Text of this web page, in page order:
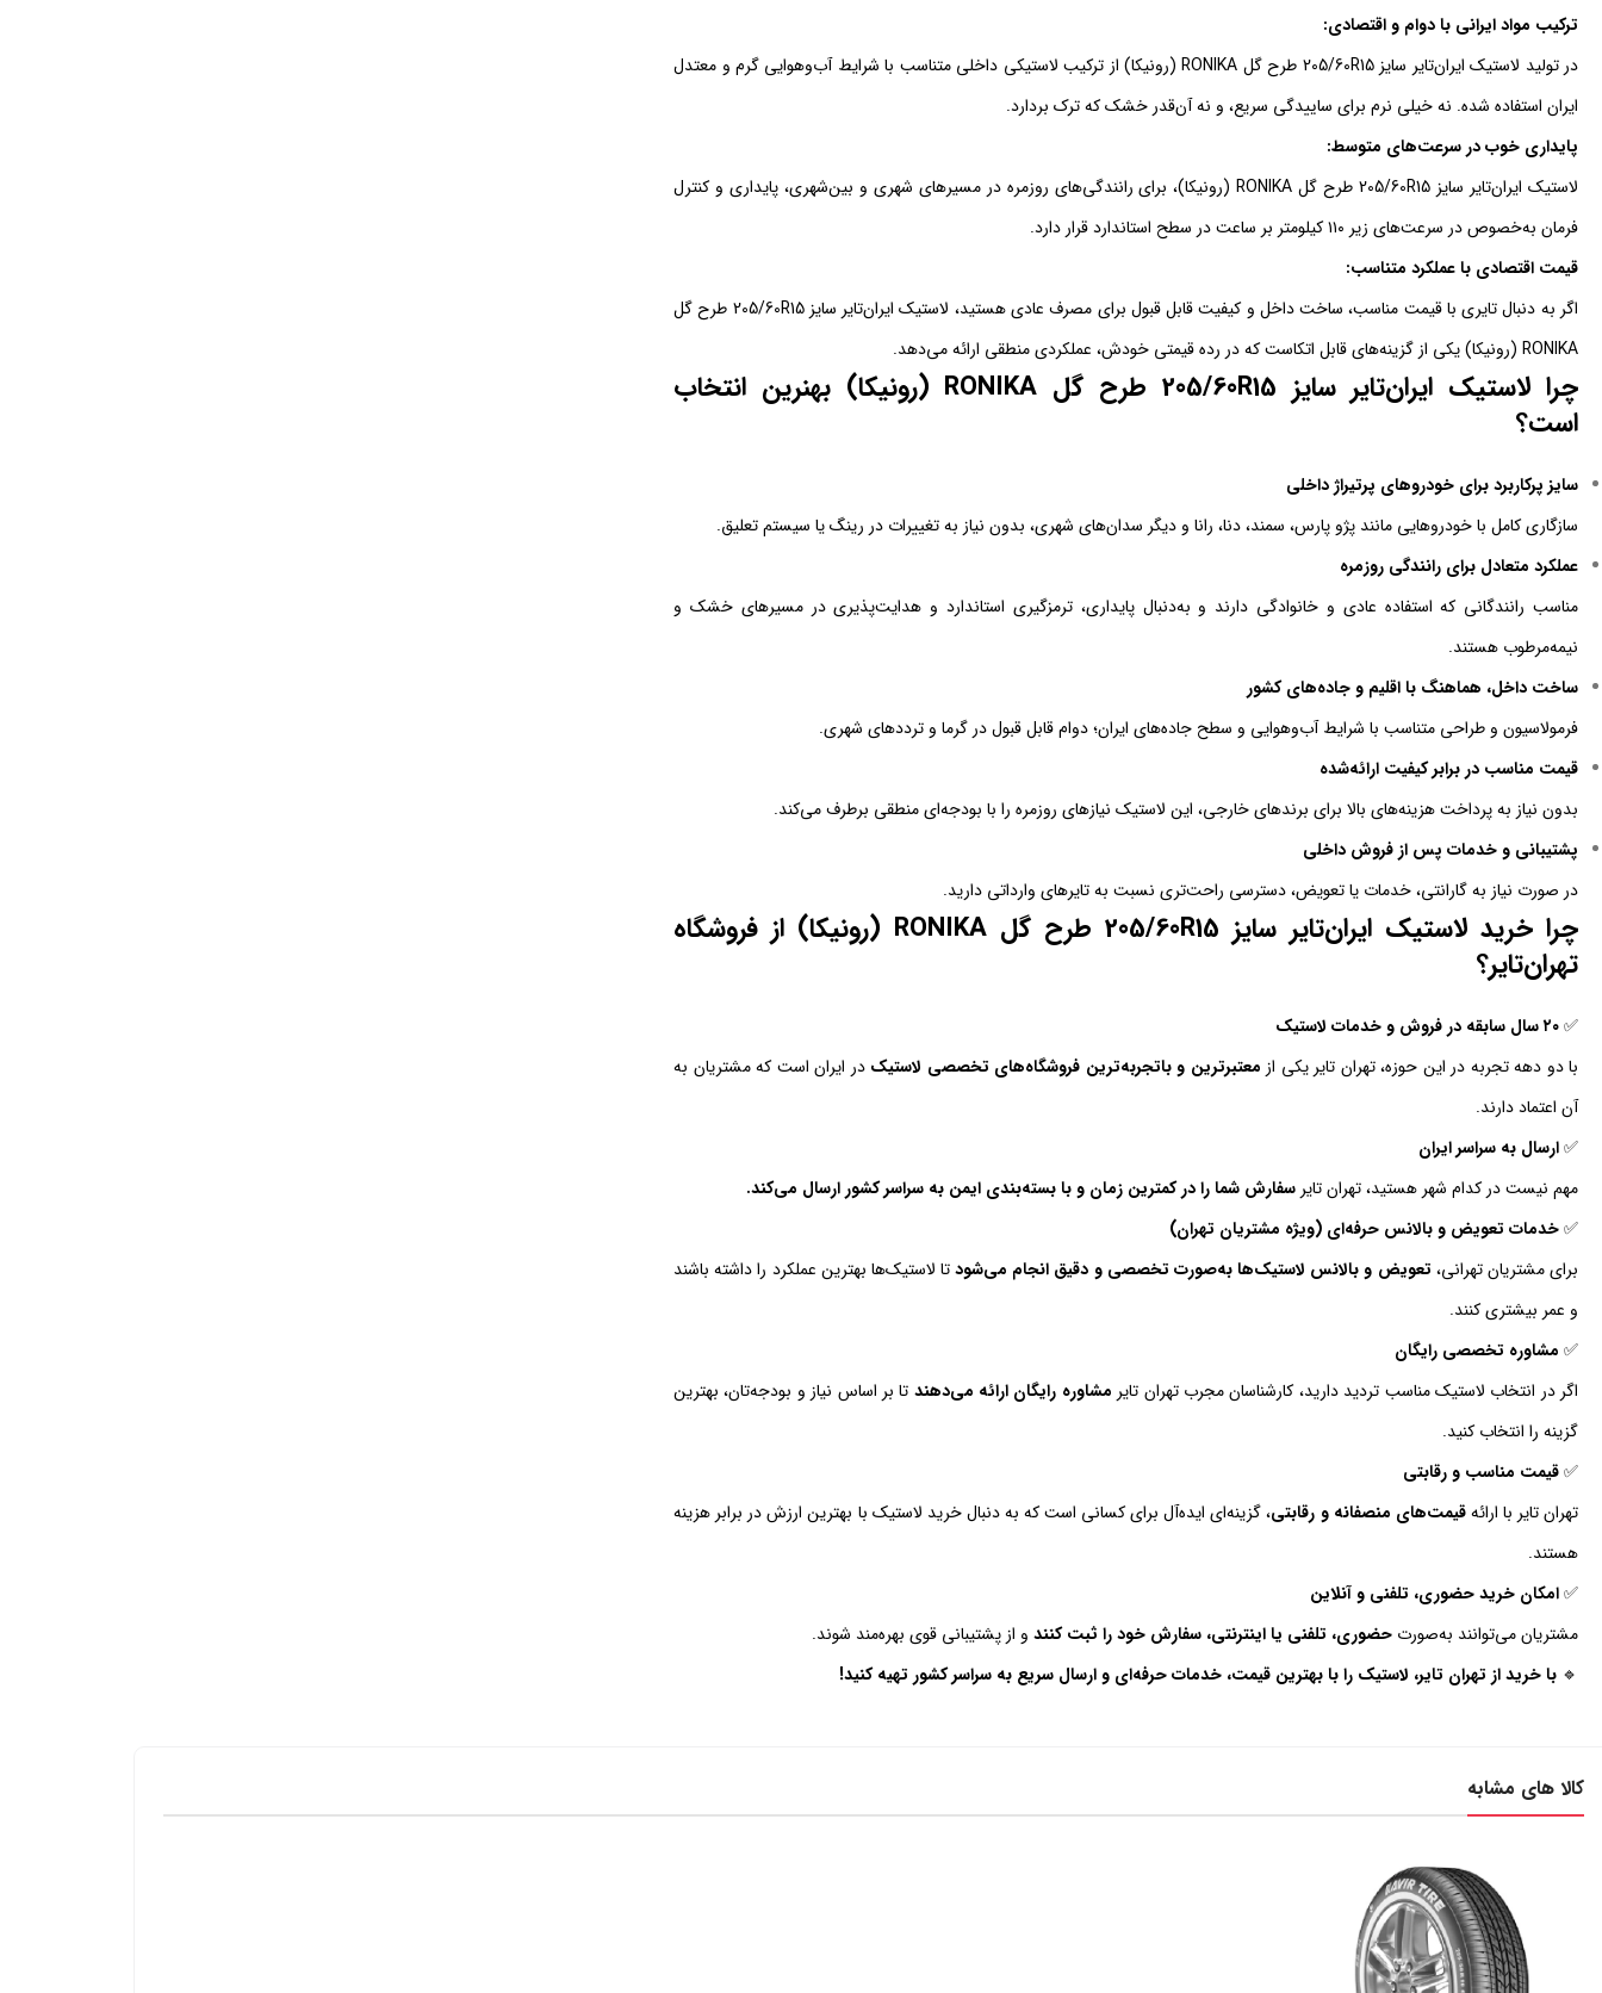
ترکیب مواد ایرانی با دوام و اقتصادی:
در تولید لاستیک ایران‌تایر سایز 205/60R15 طرح گل RONIKA (رونیکا) از ترکیب لاستیکی داخلی متناسب با شرایط آب‌وهوایی گرم و معتدل
ایران استفاده شده. نه خیلی نرم برای ساییدگی سریع، و نه آن‌قدر خشک که ترک بردارد.
پایداری خوب در سرعت‌های متوسط:
لاستیک ایران‌تایر سایز 205/60R15 طرح گل RONIKA (رونیکا)، برای رانندگی‌های روزمره در مسیرهای شهری و بین‌شهری، پایداری و کنترل
فرمان به‌خصوص در سرعت‌های زیر ۱۱۰ کیلومتر بر ساعت در سطح استاندارد قرار دارد.
قیمت اقتصادی با عملکرد متناسب:
اگر به دنبال تایری با قیمت مناسب، ساخت داخل و کیفیت قابل قبول برای مصرف عادی هستید، لاستیک ایران‌تایر سایز 205/60R15 طرح گل
RONIKA (رونیکا) یکی از گزینه‌های قابل اتکاست که در رده قیمتی خودش، عملکردی منطقی ارائه می‌دهد.
چرا لاستیک ایران‌تایر سایز 205/60R15 طرح گل RONIKA (رونیکا) بهنرین انتخاب
است؟
سایز پرکاربرد برای خودروهای پرتیراژ داخلی
سازگاری کامل با خودروهایی مانند پژو پارس، سمند، دنا، رانا و دیگر سدان‌های شهری، بدون نیاز به تغییرات در رینگ یا سیستم تعلیق.
عملکرد متعادل برای رانندگی روزمره
مناسب رانندگانی که استفاده عادی و خانوادگی دارند و به‌دنبال پایداری، ترمزگیری استاندارد و هدایت‌پذیری در مسیرهای خشک و
نیمه‌مرطوب هستند.
ساخت داخل، هماهنگ با اقلیم و جاده‌های کشور
فرمولاسیون و طراحی متناسب با شرایط آب‌وهوایی و سطح جاده‌های ایران؛ دوام قابل قبول در گرما و ترددهای شهری.
قیمت مناسب در برابر کیفیت ارائه‌شده
بدون نیاز به پرداخت هزینه‌های بالا برای برندهای خارجی، این لاستیک نیازهای روزمره را با بودجه‌ای منطقی برطرف می‌کند.
پشتیبانی و خدمات پس از فروش داخلی
در صورت نیاز به گارانتی، خدمات یا تعویض، دسترسی راحت‌تری نسبت به تایرهای وارداتی دارید.
چرا خرید لاستیک ایران‌تایر سایز 205/60R15 طرح گل RONIKA (رونیکا) از فروشگاه
تهران‌تایر؟
✅۲۰ سال سابقه در فروش و خدمات لاستیک
با دو دهه تجربه در این حوزه، تهران تایر یکی از معتبرترین و باتجربه‌ترین فروشگاه‌های تخصصی لاستیک در ایران است که مشتریان به
آن اعتماد دارند.
✅ارسال به سراسر ایران
مهم نیست در کدام شهر هستید، تهران تایر سفارش شما را در کمترین زمان و با بسته‌بندی ایمن به سراسر کشور ارسال می‌کند.
✅خدمات تعویض و بالانس حرفه‌ای (ویژه مشتریان تهران)
برای مشتریان تهرانی، تعویض و بالانس لاستیک‌ها به‌صورت تخصصی و دقیق انجام می‌شودتا لاستیک‌ها بهترین عملکرد را داشته باشند
و عمر بیشتری کنند.
✅ مشاوره تخصصی رایگان
اگر در انتخاب لاستیک مناسب تردید دارید، کارشناسان مجرب تهران تایر مشاوره رایگان ارائه می‌دهند تا بر اساس نیاز و بودجه‌تان، بهترین
گزینه را انتخاب کنید.
✅قیمت مناسب و رقابتی
تهران تایر با ارائهقیمت‌های منصفانه و رقابتی، گزینه‌ای ایده‌آل برای کسانی است که به دنبال خرید لاستیک با بهترین ارزش در برابر هزینه
هستند.
✅امکان خرید حضوری، تلفنی و آنلاین
مشتریان می‌توانند به‌صورت حضوری، تلفنی یا اینترنتی، سفارش خود را ثبت کنند و از پشتیبانی قوی بهره‌مند شوند.
🔹 با خرید از تهران تایر، لاستیک را با بهترین قیمت، خدمات حرفه‌ای و ارسال سریع به سراسر کشور تهیه کنید!
کالا های مشابه